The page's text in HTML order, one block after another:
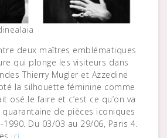
deux maîtres emblématiques
qui plonge les visiteurs dans
Thierry Mugler et Azzedine
la silhouette féminine comme
osé le faire et c’est ce qu’on va
de pièces iconiques
Du 03/03 au 29/06, Paris 4.
ici